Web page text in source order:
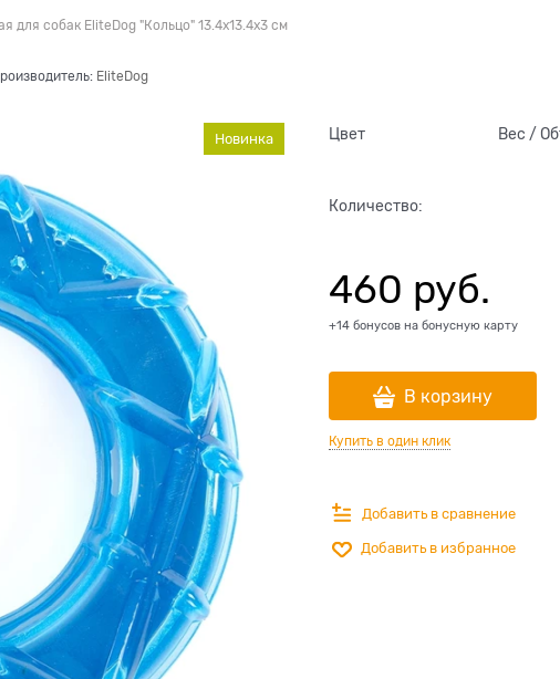
для собак EliteDog "Кольцо" 13.4х13.4х3 см
EliteDog
Новинка Цвет Вес /
Количество:
460 руб.
+14 бонусов на бонусную карту
В корзину
Купить в один клик
Добавить в сравнение
Добавить в избранное